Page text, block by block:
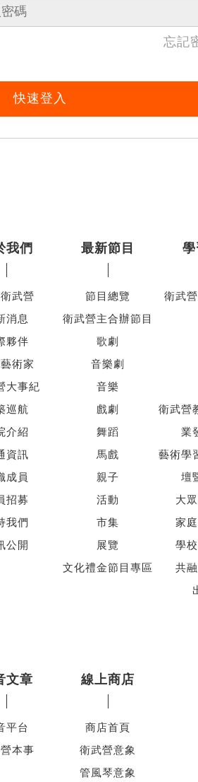
忘記
快速登入
我們
武營
消息
夥伴
術家
大事紀
巡航
介紹
資訊
成員
招募
我們
公開
最新節目
節目總覽
衛武營主合辦節目
歌劇
音樂劇
音樂
戲劇
舞蹈
馬戲
親子
活動
市集
展覽
文化禮金節目專區
衛武
衛武營
業
藝術學
壇
大
家
學
共
文章
平台
本事
線上商店
商店首頁
衛武營意象
管風琴意象